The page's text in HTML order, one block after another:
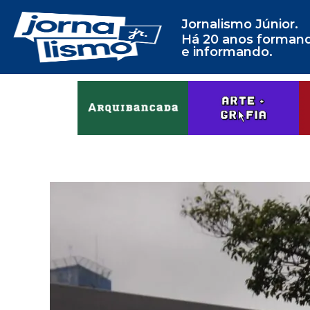
Jornalismo Júnior.
Há 20 anos
e informando.